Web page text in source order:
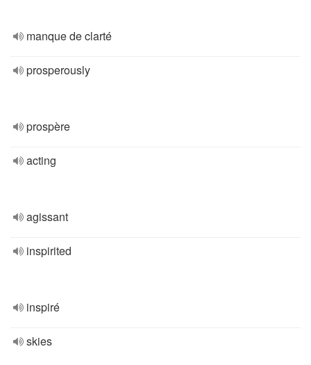
manque de clarté
prosperously
prospère
acting
agissant
inspirited
inspiré
skies